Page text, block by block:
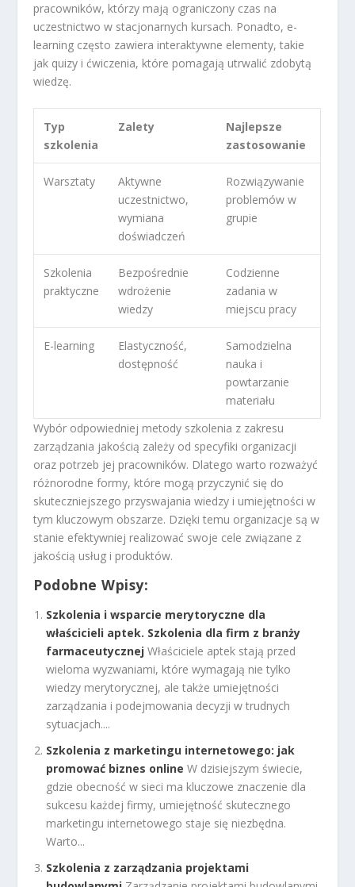
pracowników, którzy mają ograniczony czas na
uczestnictwo w stacjonarnych kursach. Ponadto, e-
learning często zawiera interaktywne elementy, takie
jak quizy i ćwiczenia, które pomagają utrwalić zdobytą
wiedzę.
Typ
szkolenia
Zalety
Najlepsze
zastosowanie
Warsztaty
Aktywne
uczestnictwo,
wymiana
doświadczeń
Rozwiązywanie
problemów w
grupie
Szkolenia
praktyczne
Bezpośrednie
wdrożenie
wiedzy
Codzienne
zadania w
miejscu pracy
E-learning
Elastyczność,
dostępność
Samodzielna
nauka i
powtarzanie
materiału
Wybór odpowiedniej metody szkolenia z zakresu
zarządzania jakością zależy od specyfiki organizacji
oraz potrzeb jej pracowników. Dlatego warto rozważyć
różnorodne formy, które mogą przyczynić się do
skuteczniejszego przyswajania wiedzy i umiejętności w
tym kluczowym obszarze. Dzięki temu organizacje są w
stanie efektywniej realizować swoje cele związane z
jakością usług i produktów.
Podobne Wpisy:
Szkolenia i wsparcie merytoryczne dla
właścicieli aptek. Szkolenia dla firm z branży
farmaceutycznej Właściciele aptek stają przed
wieloma wyzwaniami, które wymagają nie tylko
wiedzy merytorycznej, ale także umiejętności
zarządzania i podejmowania decyzji w trudnych
sytuacjach....
Szkolenia z marketingu internetowego: jak
promować biznes online W dzisiejszym świecie,
gdzie obecność w sieci ma kluczowe znaczenie dla
sukcesu każdej firmy, umiejętność skutecznego
marketingu internetowego staje się niezbędna.
Warto...
Szkolenia z zarządzania projektami